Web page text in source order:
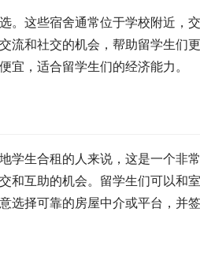
。这些宿舍通常位于学校附近，
流和社交的机会，帮助留学生们
宜，适合留学生们的经济能力。
学生合租的人来说，这是一个非
和互助的机会。留学生们可以和
选择可靠的房屋中介或平台，并